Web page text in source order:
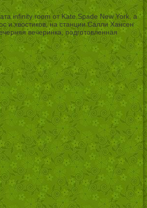
infinity room от Kate Spade New York, а
и хвостиков, на станции Салли Хансен
вечеринка, подготовленная